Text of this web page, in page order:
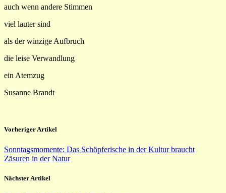
auch wenn andere Stimmen
viel lauter sind
als der winzige Aufbruch
die leise Verwandlung
ein Atemzug
Susanne Brandt
Vorheriger Artikel
Sonntagsmomente: Das Schöpferische in der Kultur braucht
Zäsuren in der Natur
Nächster Artikel